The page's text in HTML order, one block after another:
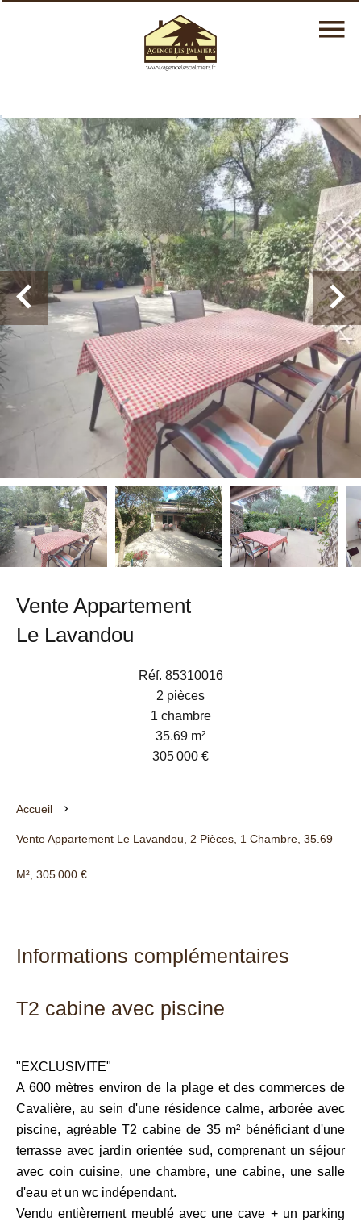
Vente Appartement
Le Lavandou
Réf. 85310016
2 pièces
1 chambre
35.69 m²
305 000 €
Accueil
Vente Appartement Le Lavandou, 2 Pièces, 1 Chambre, 35.69
M², 305 000 €
Informations complémentaires
T2 cabine avec piscine
"EXCLUSIVITE"
A 600 mètres environ de la plage et des commerces de
Cavalière, au sein d'une résidence calme, arborée avec
piscine, agréable T2 cabine de 35 m² bénéficiant d'une
terrasse avec jardin orientée sud, comprenant un séjour
avec coin cuisine, une chambre, une cabine, une salle
d'eau et un wc indépendant.
Vendu entièrement meublé avec une cave + un parking